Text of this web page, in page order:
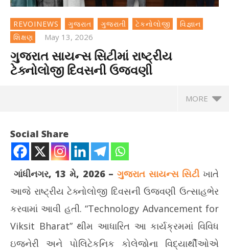
REVOINEWS ગુજરાત ગુજરાતી ટેકનોલોજી
વિજ્ઞાન
શિક્ષણ
May 13, 2026
ગુજરાત સાયન્સ સિટીમાં રાષ્ટ્રીય
ટેક્નોલોજી દિવસની ઉજવણી
MORE
Social Share
ગાંધીનગર, 13 મે, 2026 – ગુજરાત સાયન્સ સિટી ખાતે
આજે રાષ્ટ્રીય ટેક્નોલોજી દિવસની ઉજવણી ઉત્સાહભેર
કરવામાં આવી હતી. “Technology Advancement for
Viksit Bharat” થીમ આધારિત આ કાર્યક્રમમાં વિવિધ
ઇજનેરી અને પોલિટેકનિક કોલેજોના વિદ્યાર્થીઓએ